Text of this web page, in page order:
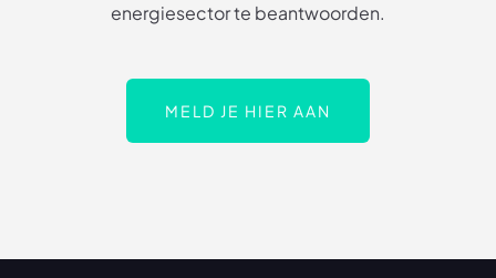
energiesector te beantwoorden.
MELD JE HIER AAN